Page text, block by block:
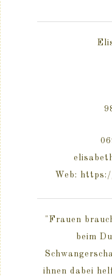
Web:
"Frauen
beim
ihnen dabei